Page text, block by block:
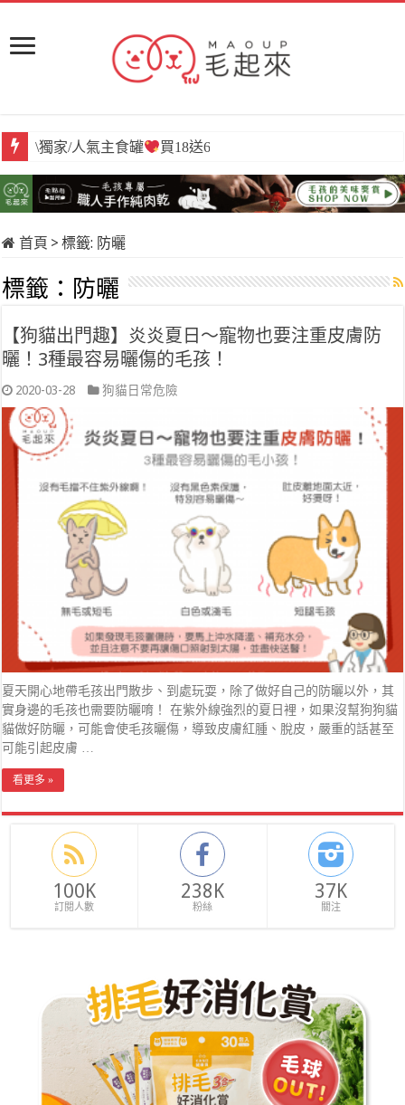
\獨家/人氣主食罐 買18送6
首頁 > 標籤: 防曬
標籤： 防曬
【狗貓出門趣】炎炎夏日～寵物也要注重皮膚防
曬！3種最容易曬傷的毛孩！
2020-03-28 狗貓日常危險
夏天開心地帶毛孩出門散步、到處玩耍，除了做好自己的防曬以外，其
實身邊的毛孩也需要防曬唷！ 在紫外線強烈的夏日裡，如果沒幫狗狗貓
貓做好防曬，可能會使毛孩曬傷，導致皮膚紅腫、脫皮，嚴重的話甚至
可能引起皮膚 …
看更多 »
100K
訂閱人數
238K
粉絲
37K
關注